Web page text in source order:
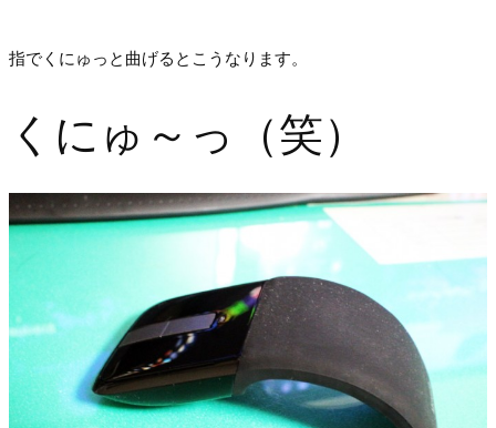
指でくにゅっと曲げるとこうなります。
くにゅ～っ（笑）